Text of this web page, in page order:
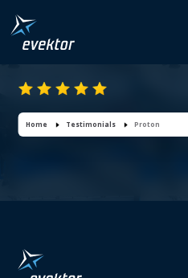
Proton
Home Testimonials Proton